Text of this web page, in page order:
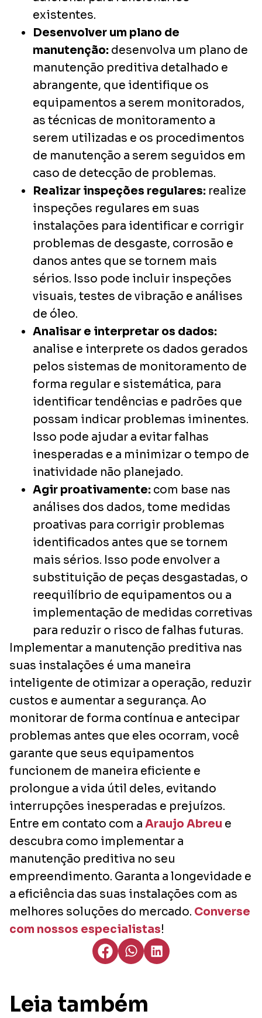
existentes.
Desenvolver um plano de
manutenção: desenvolva um plano de
manutenção preditiva detalhado e
abrangente, que identifique os
equipamentos a serem monitorados,
as técnicas de monitoramento a
serem utilizadas e os procedimentos
de manutenção a serem seguidos em
caso de detecção de problemas.
Realizar inspeções regulares: realize
inspeções regulares em suas
instalações para identificar e corrigir
problemas de desgaste, corrosão e
danos antes que se tornem mais
sérios. Isso pode incluir inspeções
visuais, testes de vibração e análises
de óleo.
Analisar e interpretar os dados:
analise e interprete os dados gerados
pelos sistemas de monitoramento de
forma regular e sistemática, para
identificar tendências e padrões que
possam indicar problemas iminentes.
Isso pode ajudar a evitar falhas
inesperadas e a minimizar o tempo de
inatividade não planejado.
Agir proativamente: com base nas
análises dos dados, tome medidas
proativas para corrigir problemas
identificados antes que se tornem
mais sérios. Isso pode envolver a
substituição de peças desgastadas, o
reequilíbrio de equipamentos ou a
implementação de medidas corretivas
para reduzir o risco de falhas futuras.
Implementar a manutenção preditiva nas
suas instalações é uma maneira
inteligente de otimizar a operação, reduzir
custos e aumentar a segurança. Ao
monitorar de forma contínua e antecipar
problemas antes que eles ocorram, você
garante que seus equipamentos
funcionem de maneira eficiente e
prolongue a vida útil deles, evitando
interrupções inesperadas e prejuízos.
Entre em contato com a Araujo Abreu e
descubra como implementar a
manutenção preditiva no seu
empreendimento. Garanta a longevidade e
a eficiência das suas instalações com as
melhores soluções do mercado. Converse
com nossos especialistas!
Leia também